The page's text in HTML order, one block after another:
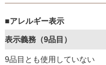
■アレルギー表示
表示義務（9品目）
9品目とも使用していない